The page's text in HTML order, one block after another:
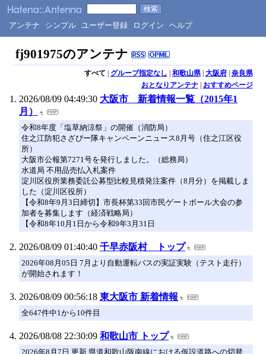
アンテナ シンプル ユーザー登録 ログイン ヘルプ
fj901975のアンテナ
すべて | グループ指定なし | 和歌山県| 大阪府| 奈良県
おとなりアンテナ| おすすめページ
2026/08/09 04:49:30 大阪市 新着情報一覧（2015年1
月）
令和8年度「塩草納涼祭」の開催（消防局）
住之江防犯さざぴー隊キャンペーンニュース8月号（住之江区役
所）
大阪市公報第7271号を発行しました。（総務局）
水道局 不用品売払入札案件
淀川区役所業務委託公募型比較見積発注案件（8月分）を掲載しま
した（淀川区役所）
【令和8年9月3日締切】市長杯第33回市民ゲートボール大会の参
加者を募集します（経済戦略局）
【令和8年10月1日から令和9年3月31日
2026/08/09 01:40:40 千早赤阪村 トップ
2026年08月05日 7月より自動運転バスの実証実験（テスト走行）
が開始されます！
2026/08/09 00:56:18 東大阪市 新着情報
全647件中1から10件目
2026/08/08 22:30:09 和歌山市 トップ
2026年8月7日 更新 県道和歌山阪南線における仮設道路への切替